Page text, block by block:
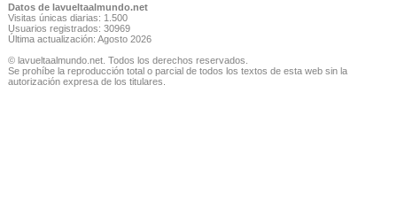
Datos de lavueltaalmundo.net
Visitas únicas diarias: 1.500
Usuarios registrados: 30969
Última actualización: Agosto 2026
© lavueltaalmundo.net. Todos los derechos reservados.
Se prohíbe la reproducción total o parcial de todos los textos de esta web sin la
autorización expresa de los titulares.